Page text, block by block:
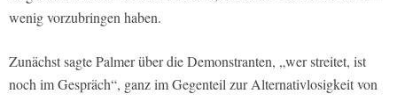
wenig vorzubringen haben.
Zunächst sagte Palmer über die Demonstranten, „wer streitet, ist
noch im Gespräch“, ganz im Gegenteil zur Alternativlosigkeit von